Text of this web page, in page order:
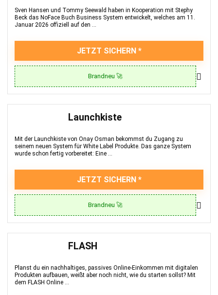
Sven Hansen und Tommy Seewald haben in Kooperation mit Stephy
Beck das NoFace Buch Business System entwickelt, welches am 11.
Januar 2026 offiziell auf den ...
JETZT SICHERN
Brandneu 🚀
Launchkiste
Mit der Launchkiste von Onay Osman bekommst du Zugang zu
seinem neuen System für White Label Produkte. Das ganze System
wurde schon fertig vorbereitet: Eine ...
JETZT SICHERN
Brandneu 🚀
FLASH
Planst du ein nachhaltiges, passives Online-Einkommen mit digitalen
Produkten aufbauen, weißt aber noch nicht, wie du starten sollst? Mit
dem FLASH Online ...